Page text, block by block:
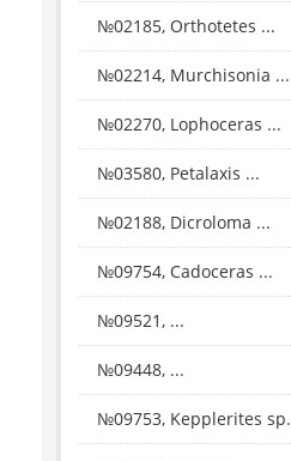
№02185, Orthotetes ...
№02214, Murchisonia ...
№02270, Lophoceras ...
№03580, Petalaxis ...
№02188, Dicroloma ...
№09754, Cadoceras ...
№09521, ...
№09448, ...
№09753, Kepplerites sp.